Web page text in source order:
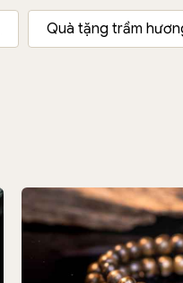
Quà tặng trầm